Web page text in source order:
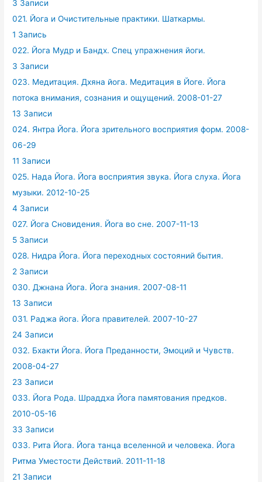
3 Записи
021. Йога и Очистительные практики. Шаткармы.
1 Запись
022. Йога Мудр и Бандх. Спец упражнения йоги.
3 Записи
023. Медитация. Дхяна йога. Медитация в Йоге. Йога
потока внимания, сознания и ощущений. 2008-01-27
13 Записи
024. Янтра Йога. Йога зрительного восприятия форм. 2008-
06-29
11 Записи
025. Нада Йога. Йога восприятия звука. Йога слуха. Йога
музыки. 2012-10-25
4 Записи
027. Йога Сновидения. Йога во сне. 2007-11-13
5 Записи
028. Нидра Йога. Йога переходных состояний бытия.
2 Записи
030. Джнана Йога. Йога знания. 2007-08-11
13 Записи
031. Раджа йога. Йога правителей. 2007-10-27
24 Записи
032. Бхакти Йога. Йога Преданности, Эмоций и Чувств.
2008-04-27
23 Записи
033. Йога Рода. Шраддха Йога памятования предков.
2010-05-16
33 Записи
033. Рита Йога. Йога танца вселенной и человека. Йога
Ритма Уместости Действий. 2011-11-18
21 Записи